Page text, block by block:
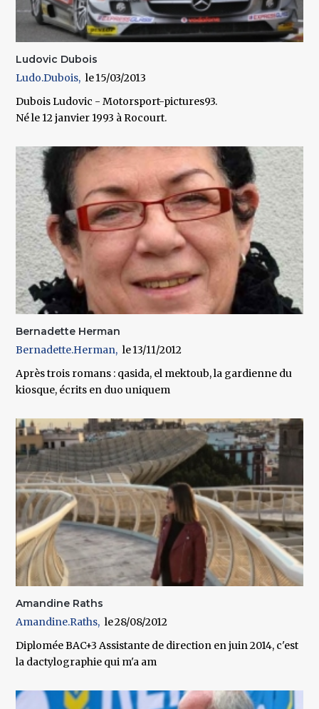
Ludovic Dubois
Ludo.Dubois
15/03/2013
Dubois Ludovic - Motorsport-pictures93.
Né le 12 janvier 1993 à Rocourt.
Bernadette Herman
Bernadette.Herman
13/11/2012
Après trois romans : qasida, el mektoub, la gardienne du
kiosque, écrits en duo uniquem
Amandine Raths
Amandine.Raths
28/08/2012
Diplomée BAC+3 Assistante de direction en juin 2014, c'est
la dactylographie qui m'a am